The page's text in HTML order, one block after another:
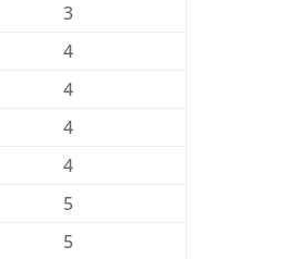
3
4
4
4
4
5
5